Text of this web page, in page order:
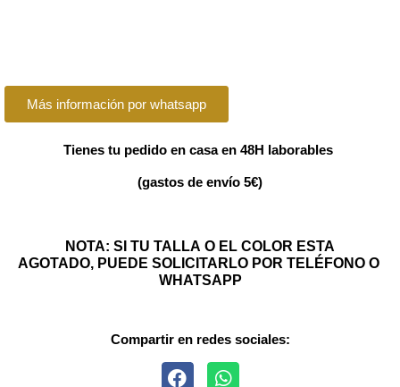
Más información por whatsapp
Tienes tu pedido en casa en 48H laborables
(gastos de envío 5€)
NOTA: SI TU TALLA O EL COLOR ESTA
AGOTADO, PUEDE SOLICITARLO POR TELÉFONO O
WHATSAPP
Compartir en redes sociales: